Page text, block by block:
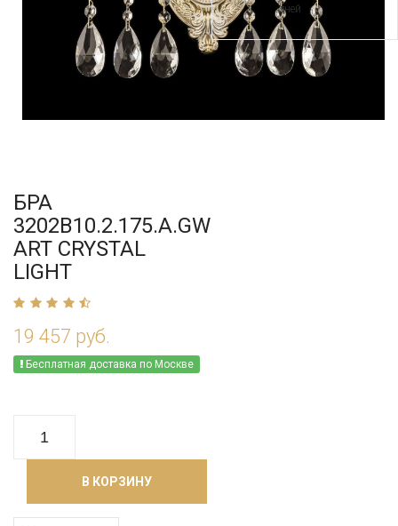
БРА
3202B10.2.175.A.GW
ART CRYSTAL
LIGHT
19 457 руб.
Бесплатная доставка по Москве
В КОРЗИНУ
дней